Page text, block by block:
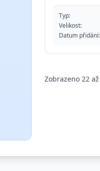
Typ:
Velikost:
Datum přidání:
Zobrazeno 22 až